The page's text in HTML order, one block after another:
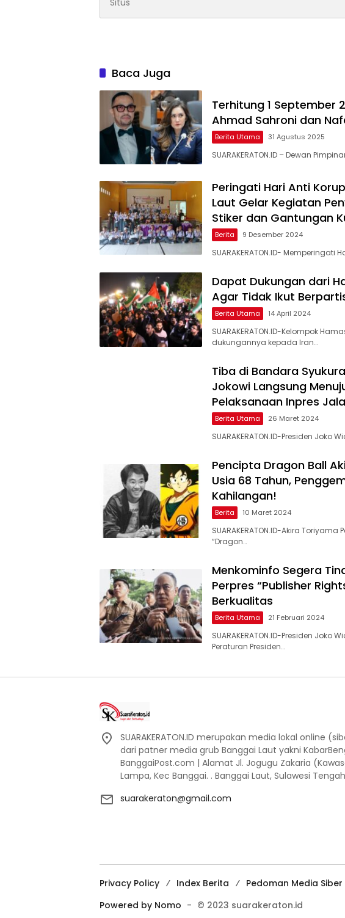
Baca Juga
Terhitung 1 September
Ahmad Sahroni dan
Berita Utama 31 Agustus 2025
SUARAKERATON.ID – Dewan
Peringati Hari Anti
Laut Gelar Kegiatan
Stiker dan Gantungan
Berita 9 Desember 2024
SUARAKERATON.ID- Memperingati
Dapat Dukungan dari
Agar Tidak Ikut
Berita Utama 14 April 2024
SUARAKERATON.ID-Kelompok
dukungannya kepada Iran…
Tiba di Bandara
Jokowi Langsung
Pelaksanaan Inpres
Berita Utama 26 Maret 2024
SUARAKERATON.ID-Presiden
Pencipta Dragon Ball
Usia 68 Tahun,
Kahilangan!
Berita 10 Maret 2024
SUARAKERATON.ID-Akira
“Dragon…
Menkominfo Segera
Perpres “Publisher
Berkualitas
Berita Utama 21 Februari 2024
SUARAKERATON.ID-Presiden
Peraturan Presiden…
SUARAKERATON.ID merupakan media lokal online
dari patner media grub Banggai Laut yakni
BanggaiPost.com | Alamat Jl. Jogugu Zakaria
Lampa, Kec Banggai. . Banggai Laut, Sulawesi Tengah
suarakeraton@gmail.com
Privacy Policy Index Berita Pedoman Media Siber
Powered by Nomo - © 2023 suarakeraton.id